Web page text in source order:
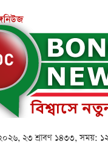
২৩ শ্রাবণ ১৪৩৩, সময়: